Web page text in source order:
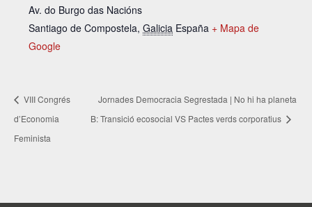
Av. do Burgo das Nacións
Santiago de Compostela, Galicia España + Mapa de
Google
VIII Congrés
d’Economia
Feminista
Jornades Democracia Segrestada | No hi ha planeta
B: Transició ecosocial VS Pactes verds corporatius